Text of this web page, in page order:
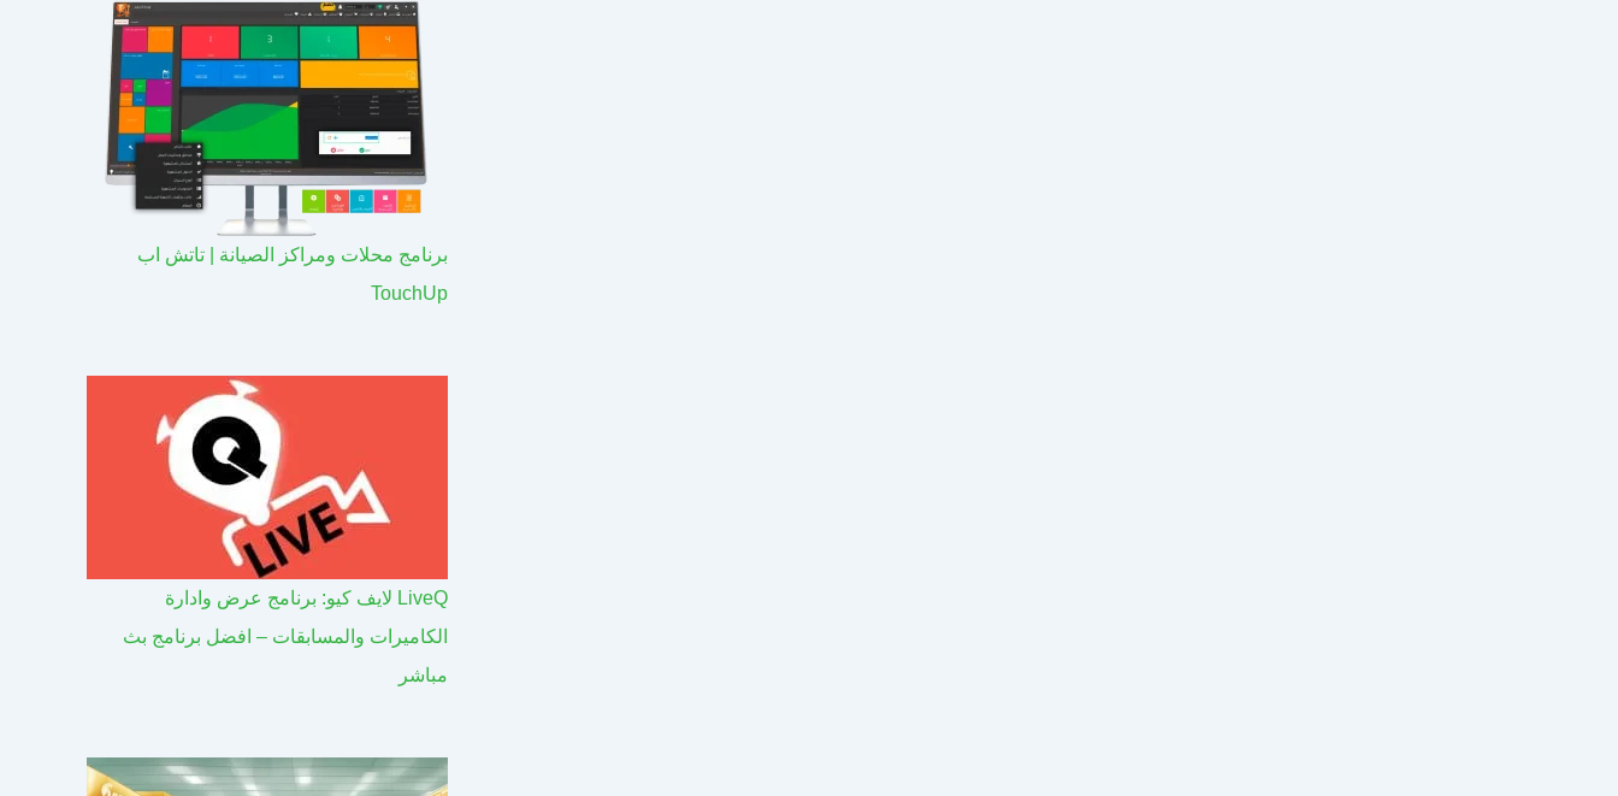
برنامج محلات ومراكز الصيانة | تاتش اب
TouchUp
LiveQ لايف كيو: برنامج عرض وادارة
الكاميرات والمسابقات – افضل برنامج بث
مباشر